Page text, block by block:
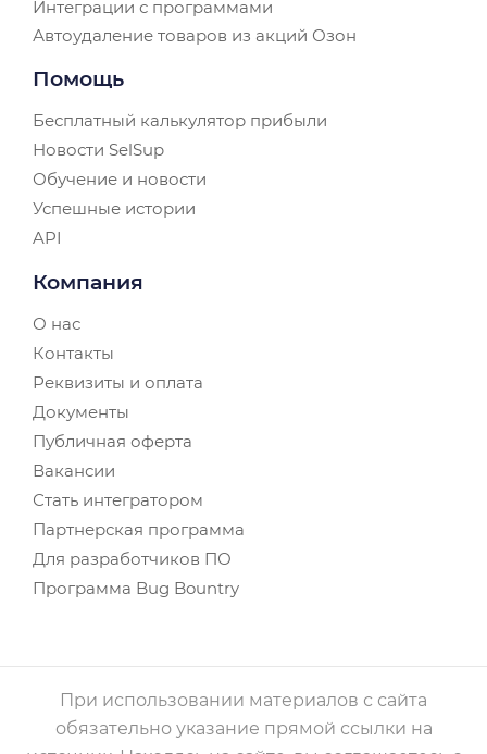
Интеграции с программами
Автоудаление товаров из акций Озон
Помощь
Бесплатный калькулятор прибыли
Новости SelSup
Обучение и новости
Успешные истории
API
Компания
О нас
Контакты
Реквизиты и оплата
Документы
Публичная оферта
Вакансии
Стать интегратором
Партнерская программа
Для разработчиков ПО
Программа Bug Bountry
При использовании материалов с сайта
обязательно указание прямой ссылки на